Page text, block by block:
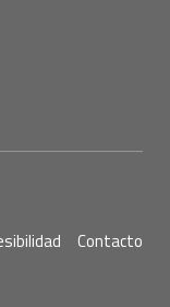
Contacto